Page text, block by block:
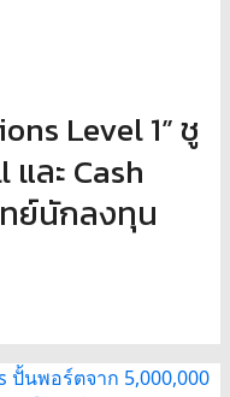
Level 1” ชู
ละ Cash
ย์นักลงทุน